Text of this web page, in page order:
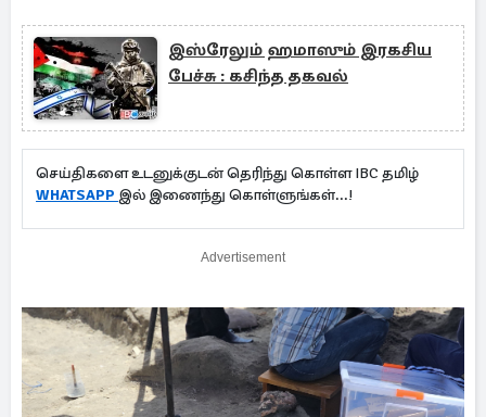
இஸ்ரேலும் ஹமாஸும் இரகசிய
பேச்சு : கசிந்த தகவல்
செய்திகளை உடனுக்குடன் தெரிந்து கொள்ள IBC தமிழ்
WHATSAPP இல் இணைந்து கொள்ளுங்கள்...!
Advertisement